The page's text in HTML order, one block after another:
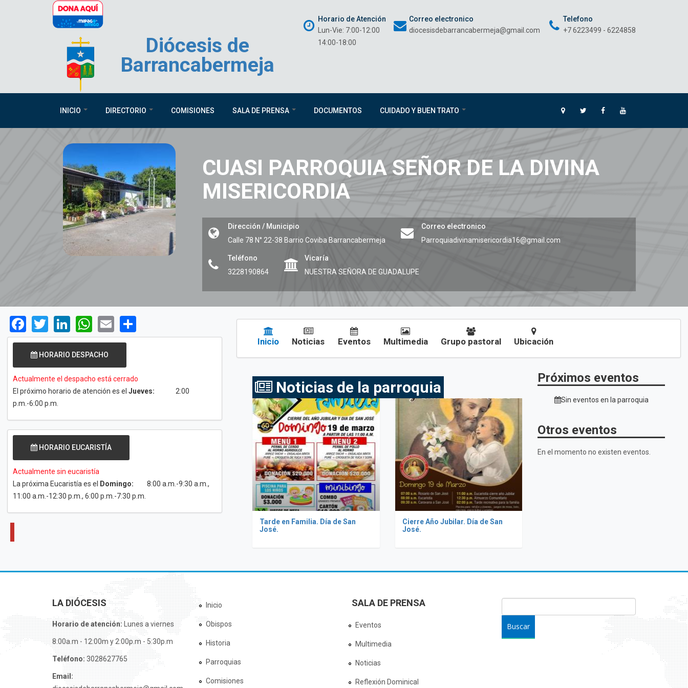
Pasar al contenido principal
Diócesis de
Barrancabermeja
Horario de Atención
Lun-Vie: 7:00-12:00
14:00-18:00
Correo electronico
diocesisdebarrancabermeja@gmail.com
Telefono
+7 6223499 - 6224858
INICIO DIRECTORIO COMISIONES SALA DE PRENSA DOCUMENTOS CUIDADO Y BUEN TRATO
CUASI PARROQUIA SEÑOR DE LA DIVINA
MISERICORDIA
Dirección / Municipio
Calle 78 N° 22-38 Barrio Coviba Barrancabermeja
Correo electronico
Parroquiadivinamisericordia16@gmail.com
Teléfono
3228190864
Vicaría
NUESTRA SEÑORA DE GUADALUPE
Facebook
TwitterLinkedIn
WhatsApp
Email
HORARIO DESPACHO
Actualmente el despacho está cerrado
El próximo horario de atención es el Jueves:
2:00
p.m.-6:00 p.m.
HORARIO EUCARISTÍA
Actualmente sin eucaristía
La próxima Eucaristía es el Domingo:
8:00 a.m.-9:30 a.m.,
11:00 a.m.-12:30 p.m., 6:00 p.m.-7:30 p.m.
Inicio Noticias Eventos Multimedia Grupo pastoral Ubicación
Noticias de la parroquia
Tarde en Familia. Día de San
José.
Cierre Año Jubilar. Día de San
José.
Próximos eventos
Sin eventos en la parroquia
Otros eventos
En el momento no existen eventos.
LA DIÓCESIS
Horario de atención:Lunes a viernes
8:00a.m - 12:00m y 2:00p.m - 5:30p.m
Teléfono:3028627765
Email:
Inicio
Obispos
Historia
Parroquias
Comisiones
SALA DE PRENSA
Eventos
Multimedia
Noticias
Reflexión Dominical
FORMULARIO DE BÚSQUEDA